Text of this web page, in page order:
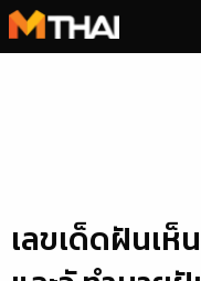
Skip
to
เลขเด็ดฝันเ